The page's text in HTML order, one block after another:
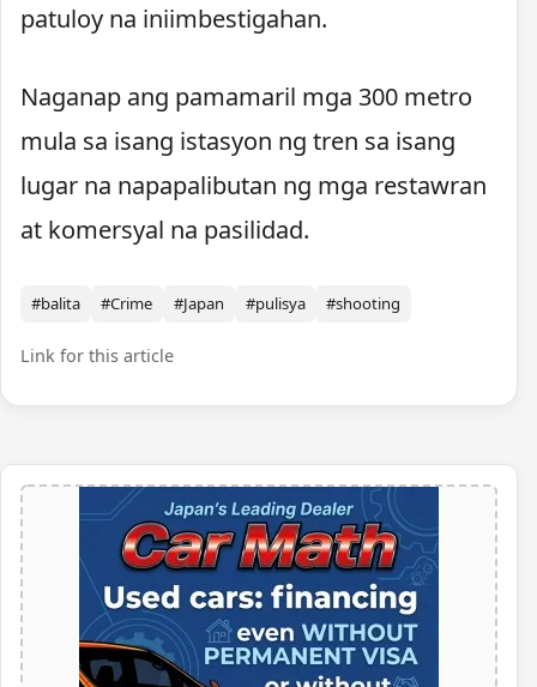
patuloy na iniimbestigahan.
Naganap ang pamamaril mga 300 metro
mula sa isang istasyon ng tren sa isang
lugar na napapalibutan ng mga restawran
at komersyal na pasilidad.
#balita #Crime #Japan #pulisya #shooting
Link for this article